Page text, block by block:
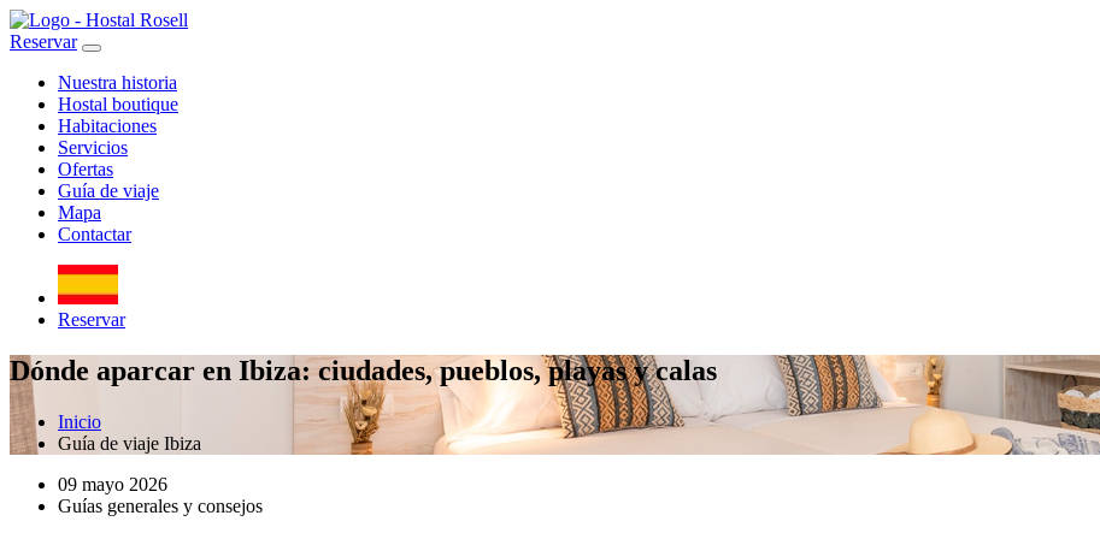
Reservar
Nuestra historia
Hostal boutique
Habitaciones
Servicios
Ofertas
Guía de viaje
Mapa
Contactar
Reservar
Dónde aparcar en Ibiza: ciudades, pueblos, playas y calas
Inicio
Guía de viaje Ibiza
09 mayo 2026
Guías generales y consejos